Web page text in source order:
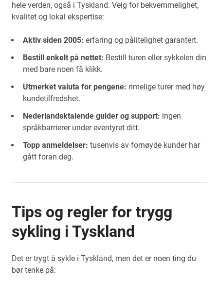
hele verden, også i Tyskland. Velg for bekvemmelighet,
kvalitet og lokal ekspertise:
Aktiv siden 2005: erfaring og pålitelighet garantert.
Bestill enkelt på nettet: Bestill turen eller sykkelen din
med bare noen få klikk.
Utmerket valuta for pengene: rimelige turer med høy
kundetilfredshet.
Nederlandsktalende guider og support: ingen
språkbarrierer under eventyret ditt.
Topp anmeldelser: tusenvis av fornøyde kunder har
gått foran deg.
Tips og regler for trygg
sykling i Tyskland
Det er trygt å sykle i Tyskland, men det er noen ting du
bør tenke på: